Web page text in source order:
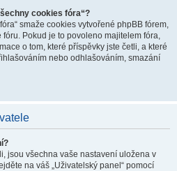
cookies fóra“?
smaže cookies vytvořené phpBB fórem,
Pokud je to povoleno majitelem fóra,
o tom, které příspěvky jste četli, a které
nebo odhlašováním, smazání
jsou všechna vaše nastavení uložena v
na váš „Uživatelský panel“ pomocí